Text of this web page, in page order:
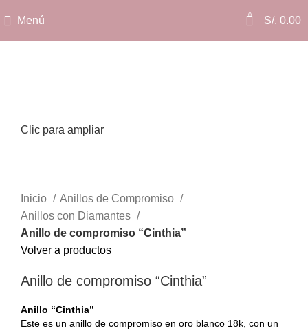
Menú 0 S/. 0.00
Clic para ampliar
Inicio
Anillos de Compromiso
Anillos con Diamantes
Anillo de compromiso “Cinthia”
Volver a productos
Anillo de compromiso “Cinthia”
Anillo “Cinthia”
Este es un anillo de compromiso en oro blanco 18k, con un